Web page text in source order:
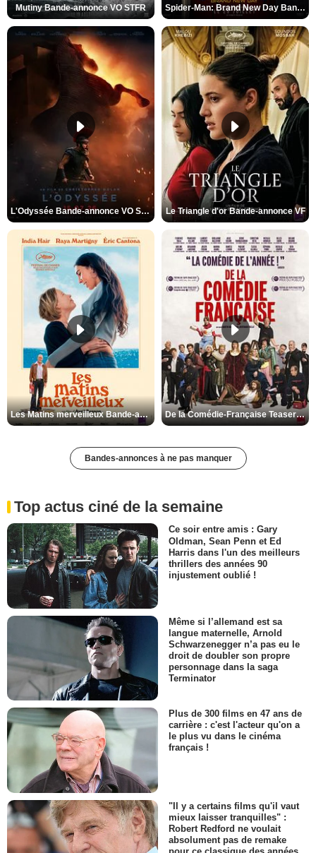
Mutiny Bande-annonce VO STFR Spider-Man: Brand New Day Bande-annonce VO STFR
L'Odyssée Bande-annonce VO STFR Le Triangle d'or Bande-annonce VF
Les Matins merveilleux Bande-annonce VF De la Comédie-Française Teaser VF
Bandes-annonces à ne pas manquer
Top actus ciné de la semaine
Ce soir entre amis : Gary
Oldman, Sean Penn et Ed
Harris dans l'un des meilleurs
thrillers des années 90
injustement oublié !
Même si l’allemand est sa
langue maternelle, Arnold
Schwarzenegger n’a pas eu le
droit de doubler son propre
personnage dans la saga
Terminator
Plus de 300 films en 47 ans de
carrière : c'est l'acteur qu'on a
le plus vu dans le cinéma
français !
"Il y a certains films qu'il vaut
mieux laisser tranquilles" :
Robert Redford ne voulait
absolument pas de remake